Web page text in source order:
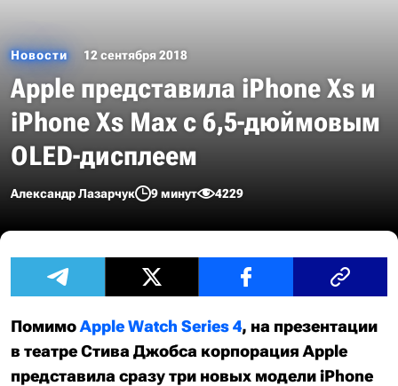
Новости 12 сентября 2018
Apple представила iPhone Xs и
iPhone Xs Max с 6,5-дюймовым
OLED-дисплеем
Александр Лазарчук 9 минут 4229
ПомимоApple Watch Series 4, на презентации
в театре Стива Джобса корпорация Apple
представила сразу три новых модели iPhone